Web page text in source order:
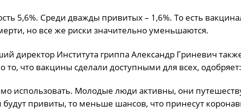
5,6%. Среди дважды привитых – 1,6%. То есть
но все же риски значительно уменьшаются.
директор Института гриппа Александр Гриневич
что вакцины сделали доступными для всех, одобряет:
использовать. Молодые люди активны, они
привиты, то меньше шансов, что принесут